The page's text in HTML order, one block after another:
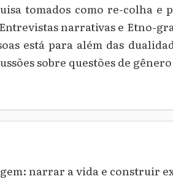
tomados como re-colha e
narrativas e Etno-
está para além das
sobre questões de
narrar a vida e construir